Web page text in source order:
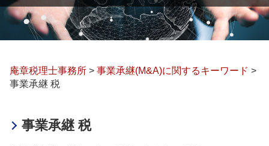
庵章税理士事務所 > 事業承継(M&A)に関するキーワード >
事業承継 税
事業承継 税